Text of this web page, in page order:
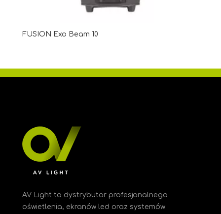
FUSION Exo Beam 10
AV Light to dystrybutor profesjonalnego
oświetlenia, ekranów led oraz systemów